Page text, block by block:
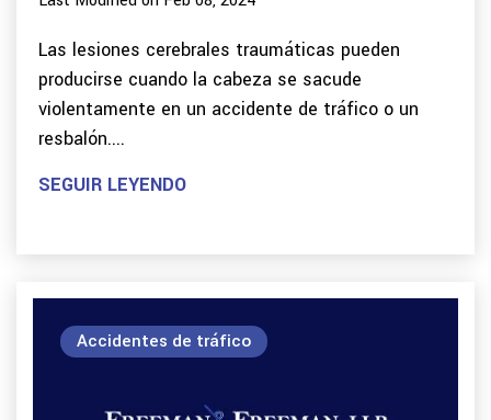
Las lesiones cerebrales traumáticas pueden
producirse cuando la cabeza se sacude
violentamente en un accidente de tráfico o un
resbalón....
SEGUIR LEYENDO
Accidentes de tráfico